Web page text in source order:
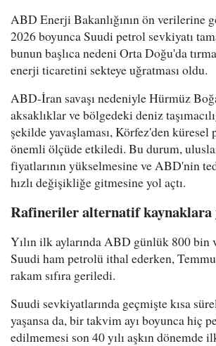
ABD Enerji Bakanlığının ön verilerine
2026 boyunca Suudi petrol sevkiyatı
bunun başlıca nedeni Orta Doğu'da
enerji ticaretini sekteye uğratması oldu.
ABD-İran savaşı nedeniyle Hürmüz
aksaklıklar ve bölgedeki deniz
şekilde yavaşlaması, Körfez'den küresel
önemli ölçüde etkiledi. Bu durum,
fiyatlarının yükselmesine ve ABD'nin
hızlı değişikliğe gitmesine yol açtı.
Rafineriler alternatif kaynaklara
Yılın ilk aylarında ABD günlük 800
Suudi ham petrolü ithal ederken,
rakam sıfıra geriledi.
Suudi sevkiyatlarında geçmişte kısa
yaşansa da, bir takvim ayı boyunca hiç
edilmemesi son 40 yılı aşkın dönemde